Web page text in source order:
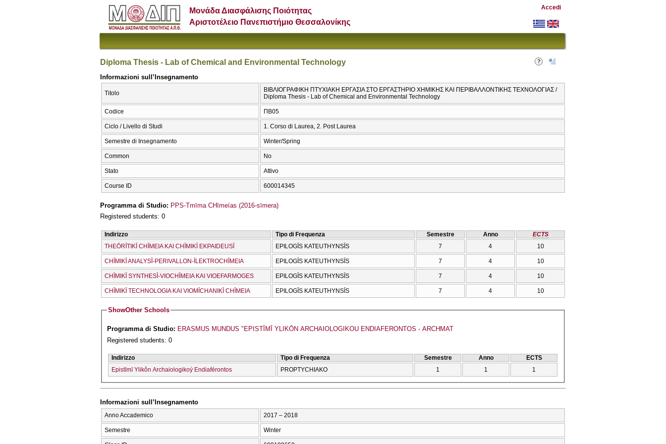
Μονάδα Διασφάλισης Ποιότητας
Αριστοτέλειο Πανεπιστήμιο Θεσσαλονίκης
Accedi
Diploma Thesis - Lab of Chemical and Environmental Technology
Informazioni sull’Insegnamento
Titolo
ΒΙΒΛΙΟΓΡΑΦΙΚΗ ΠΤΥΧΙΑΚΗ ΕΡΓΑΣΙΑ ΣΤΟ ΕΡΓΑΣΤΗΡΙΟ ΧΗΜΙΚΗΣ ΚΑΙ ΠΕΡΙΒΑΛΛΟΝΤΙΚΗΣ ΤΕΧΝΟΛΟΓΙΑΣ /
Diploma Thesis - Lab of Chemical and Environmental Technology
Codice ΠΒ05
Ciclo / Livello di Studi 1. Corso di Laurea, 2. Post Laurea
Semestre di Insegnamento Winter/Spring
Common No
Stato Attivo
Course ID 600014345
Programma di Studio: PPS-Tmīma CΗīmeías (2016-sīmera)
Registered students: 0
Indirizzo Tipo di Frequenza Semestre Anno
ECTS
THEŌRĪTIKĪ CΗĪMEIA KAI CΗĪMIKĪ EKPAIDEUSĪ
EPILOGĪS KATEUTHYNSĪS 7 4 10
CΗĪMIKĪ ANALYSĪ-PERIVALLON-ĪLEKTROCΗĪMEIA EPILOGĪS KATEUTHYNSĪS 7 4 10
CΗĪMIKĪ SYNTHESĪ-VIOCΗĪMEIA KAI VIOEFARMOGES EPILOGĪS KATEUTHYNSĪS 7 4 10
CΗĪMIKĪ TECΗNOLOGIA KAI VIOMĪCΗANIKĪ CΗĪMEIA EPILOGĪS KATEUTHYNSĪS 7 4 10
ShowOther Schools
Programma di Studio:
ERASMUS MUNDUS "EPISTĪMĪ YLIKŌN ARCΗAIOLOGIKOU ENDIAFERONTOS - ARCHMAT
Registered students: 0
Indirizzo Tipo di Frequenza Semestre Anno
ECTS
Epistīmī Ylikṓn Archaiologikoý Endiaférontos
PROPTYCΗIAKO 1 1 1
Informazioni sull’Insegnamento
Anno Accademico 2017 – 2018
Semestre Winter